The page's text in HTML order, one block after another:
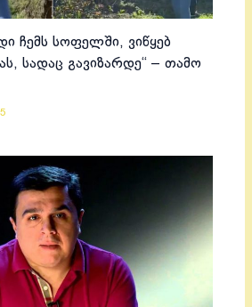
ჩემს სოფელში, ვიწყებ
სადაც გავიზარდე“ – თამო